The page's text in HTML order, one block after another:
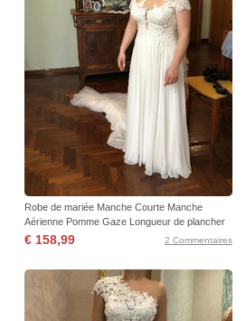
Robe de mariée Manche Courte Manche
Aérienne Pomme Gaze Longueur de plancher
€ 158,99 2 Commentaires